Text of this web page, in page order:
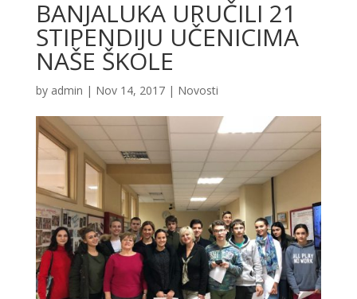
BANJALUKA URUČILI 21
STIPENDIJU UČENICIMA
NAŠE ŠKOLE
by admin | Nov 14, 2017| Novosti